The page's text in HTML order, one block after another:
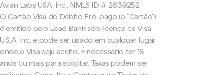
Avian Labs USA, Inc., NMLS ID # 2639252
O Cartão Visa de Débito Pré-pago (o "Cartão")
é emitido pelo Lead Bank sob licença da Visa
U.S.A. Inc. e pode ser usado em qualquer lugar
onde o Visa seja aceito. É necessário ter 18
anos ou mais para solicitar. Taxas podem ser